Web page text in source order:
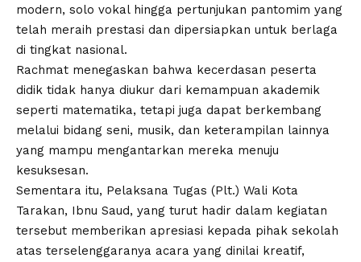
modern, solo vokal hingga pertunjukan pantomim yang
telah meraih prestasi dan dipersiapkan untuk berlaga
di tingkat nasional.
Rachmat menegaskan bahwa kecerdasan peserta
didik tidak hanya diukur dari kemampuan akademik
seperti matematika, tetapi juga dapat berkembang
melalui bidang seni, musik, dan keterampilan lainnya
yang mampu mengantarkan mereka menuju
kesuksesan.
Sementara itu, Pelaksana Tugas (Plt.) Wali Kota
Tarakan, Ibnu Saud, yang turut hadir dalam kegiatan
tersebut memberikan apresiasi kepada pihak sekolah
atas terselenggaranya acara yang dinilai kreatif,